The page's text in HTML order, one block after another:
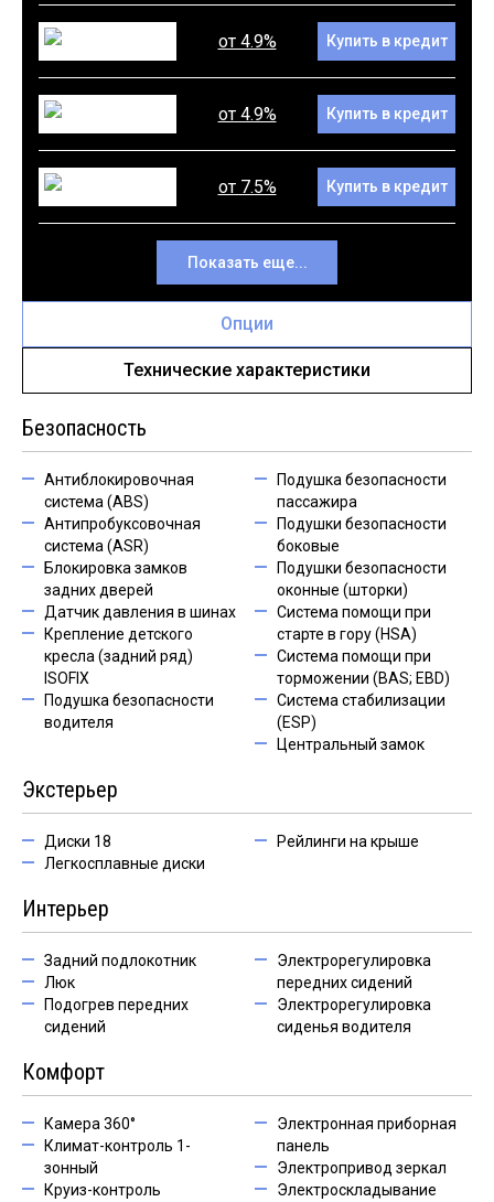
от 4.9% Купить в кредит
от 4.9% Купить в кредит
от 7.5% Купить в кредит
Показать еще...
Опции
Технические характеристики
Безопасность
Антиблокировочная
система (ABS)
Антипробуксовочная
система (ASR)
Блокировка замков
задних дверей
Датчик давления в шинах
Крепление детского
кресла (задний ряд)
ISOFIX
Подушка безопасности
водителя
Подушка безопасности
пассажира
Подушки безопасности
боковые
Подушки безопасности
оконные (шторки)
Система помощи при
старте в гору (HSA)
Система помощи при
торможении (BAS; EBD)
Система стабилизации
(ESP)
Центральный замок
Экстерьер
Диски 18
Легкосплавные диски
Рейлинги на крыше
Интерьер
Задний подлокотник
Люк
Подогрев передних
сидений
Электрорегулировка
передних сидений
Электрорегулировка
сиденья водителя
Комфорт
Камера 360°
Климат-контроль 1-
зонный
Круиз-контроль
Электронная приборная
панель
Электропривод зеркал
Электроскладывание